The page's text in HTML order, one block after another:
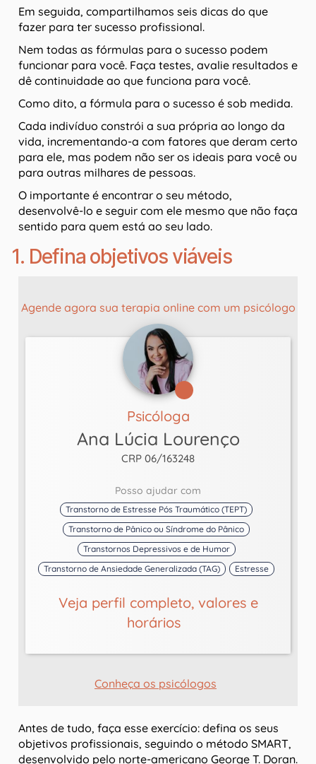
Em seguida, compartilhamos seis dicas do que
fazer para ter sucesso profissional.
Nem todas as fórmulas para o sucesso podem
funcionar para você. Faça testes, avalie resultados e
dê continuidade ao que funciona para você.
Como dito, a fórmula para o sucesso é sob medida.
Cada indivíduo constrói a sua própria ao longo da
vida, incrementando-a com fatores que deram certo
para ele, mas podem não ser os ideais para você ou
para outras milhares de pessoas.
O importante é encontrar o seu método,
desenvolvê-lo e seguir com ele mesmo que não faça
sentido para quem está ao seu lado.
1. Defina objetivos viáveis
Agende agora sua terapia online com um psicólogo
Psicóloga
Ana Lúcia Lourenço
CRP 06/163248
Posso ajudar com
Transtorno de Estresse Pós Traumático (TEPT)
Transtorno de Pânico ou Síndrome do Pânico
Transtornos Depressivos e de Humor
Transtorno de Ansiedade Generalizada (TAG)
Estresse
Veja perfil completo, valores e
horários
Conheça os psicólogos
Antes de tudo, faça esse exercício: defina os seus
objetivos profissionais, seguindo o método SMART,
desenvolvido pelo norte-americano George T. Doran.